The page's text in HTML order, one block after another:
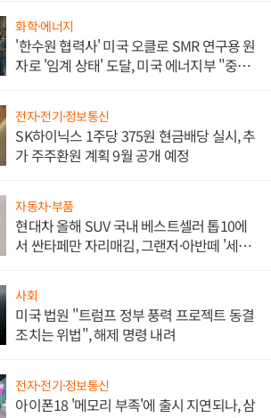
화학·에너지
'한수원 협력사' 미국 오클로 SMR 연구용 원
자로 '임계 상태' 도달, 미국 에너지부 "중요
전자·전기·정보통신
SK하이닉스 1주당 375원 현금배당 실시, 추
가 주주환원 계획 9월 공개 예정
자동차·부품
현대차 올해 SUV 국내 베스트셀러 톱10에
서 싼타페만 자리매김, 그랜저·아반떼 '세단
사회
미국 법원 "트럼프 정부 풍력 프로젝트 동결
조치는 위법", 해제 명령 내려
전자·전기·정보통신
아이폰18 '메모리 부족'에 출시 지연되나, 삼